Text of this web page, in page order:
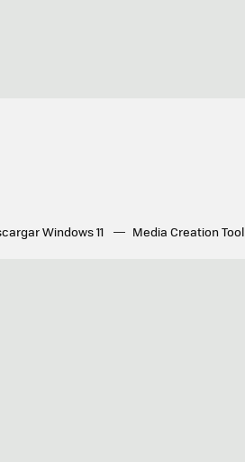
Windows 11 Media Creation Tool